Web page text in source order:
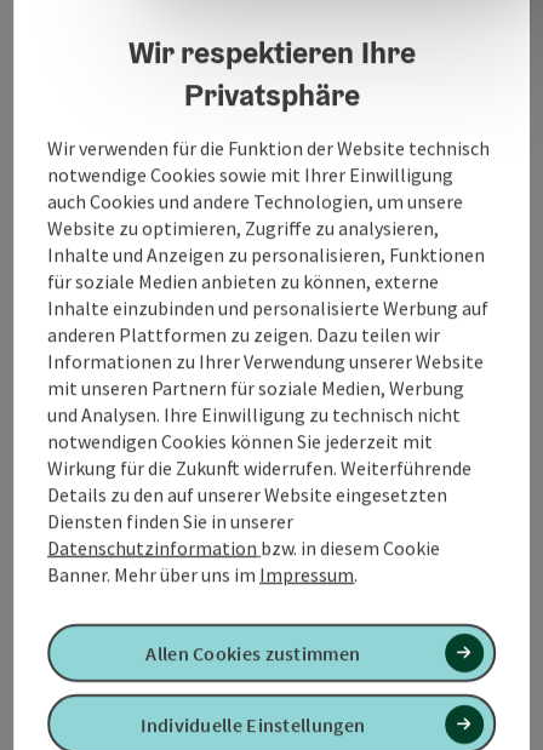
Öffnungszeiten
Anreise/Lage
Eignung
Barrierefreiheit
PDF erstellen In der Nähe
powered byTOURDATA
Wir respektieren Ihre
Privatsphäre
Wir verwenden für die Funktion der Website technisch
notwendige Cookies sowie mit Ihrer Einwilligung
auch Cookies und andere Technologien, um unsere
Website zu optimieren, Zugriffe zu analysieren,
Inhalte und Anzeigen zu personalisieren, Funktionen
für soziale Medien anbieten zu können, externe
Inhalte einzubinden und personalisierte Werbung auf
anderen Plattformen zu zeigen. Dazu teilen wir
Informationen zu Ihrer Verwendung unserer Website
mit unseren Partnern für soziale Medien, Werbung
und Analysen. Ihre Einwilligung zu technisch nicht
notwendigen Cookies können Sie jederzeit mit
Wirkung für die Zukunft widerrufen. Weiterführende
Details zu den auf unserer Website eingesetzten
Diensten finden Sie in unserer
Datenschutzinformation bzw. in diesem Cookie
Banner. Mehr über uns im Impressum.
Individuelle Einstellungen
Allen Cookies zustimmen